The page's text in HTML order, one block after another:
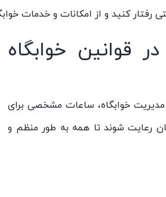
کنید و از امکانات و خدمات
قوانین خوابگاه
مدیریت خوابگاه، ساعات مشخصی برای
رعایت شوند تا همه به طور منظم و